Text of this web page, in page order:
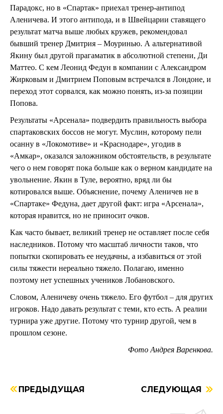
Парадокс, но в «Спартак» приехал тренер-антипод
Аленичева. И этого антипода, и в Швейцарии ставящего
результат матча выше любых кружев, рекомендовал
бывший тренер Дмитрия – Моуринью. А альтернативой
Якину был другой прагаматик в абсолютной степени, Ди
Маттео. С кем Леонид Федун в компании с Александром
Жирковым и Дмитрием Поповым встречался в Лондоне, и
переход этот сорвался, как можно понять, из-за позиции
Попова.
Результаты «Арсенала» подвердить правильность выбора
спартаковских боссов не могут. Муслин, которому пели
осанну в «Локомотиве» и «Краснодаре», угодив в
«Амкар», оказался заложником обстоятельств, в результате
чего о нем говорят пока больше как о верном кандидате на
увольнение. Якин в Туле, вероятно, вряд ли бы
котировался выше. Объяснение, почему Аленичев не в
«Спартаке» Федуна, дает другой факт: игра «Арсенала»,
которая нравится, но не приносит очков.
Как часто бывает, великий тренер не оставляет после себя
наследников. Потому что масштаб личности таков, что
попытки скопировать ее неудачны, а избавиться от этой
силы тяжести нереально тяжело. Полагаю, именно
поэтому нет успешных учеников Лобановского.
Словом, Аленичеву очень тяжело. Его футбол – для других
игроков. Надо давать результат с теми, кто есть. А реалии
турнира уже другие. Потому что турнир другой, чем в
прошлом сезоне.
Фото Андрея Варенкова.
ПРЕДЫДУЩАЯ СЛЕДУЮЩАЯ